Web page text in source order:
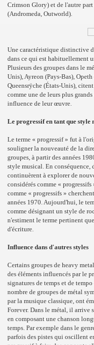
Crimson Glory) et de l'autre
(Andromeda, Outworld).
Une caractéristique distinctive
dans ce qui est habituellement
Plusieurs des groupes dans le
Unis), Ayreon (Pays-Bas),
Queensrÿche (États-Unis),
comme une de leurs plus
influence de leur œuvre.
Le progressif en tant que style
Le terme « progressif » fut à
souligner la nouveauté de la
groupes, à partir des années
style musical. En
continuèrent à explorer de
considérés comme «
comme « progressifs »
années 1970. Aujourd'hui, le
comme désignant un style de
n'estiment le terme pertinent
d'écriture.
Influence dans d'autres styles
Certains groupes de heavy
des éléments influencés par le
signatures de temps et de
nombre de groupes de métal
par la musique classique, ont
Forever. Dans le métal, il arrive
en composant une chanson
temps. Par exemple dans le
parfois des pistes qui oscillent